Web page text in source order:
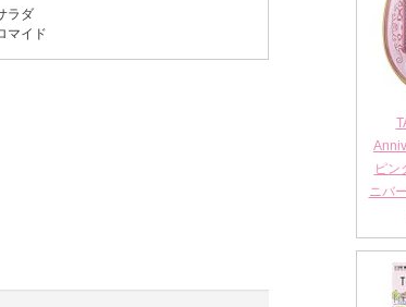
ラダ
マイド
ピン
ニバ